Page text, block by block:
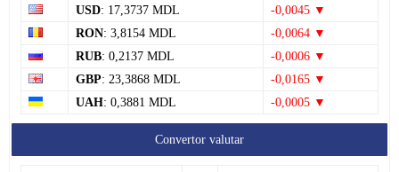
USD: 17,3737 MDL
-0,0045 ▼
RON: 3,8154 MDL
-0,0064 ▼
RUB: 0,2137 MDL
-0,0006 ▼
GBP: 23,3868 MDL
-0,0165 ▼
UAH: 0,3881 MDL -0,0005 ▼
Convertor valutar